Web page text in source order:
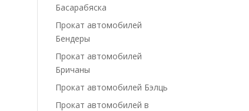
Басарабяска
Прокат автомобилей
Бендеры
Прокат автомобилей
Бричаны
Прокат автомобилей Бэлць
Прокат автомобилей в